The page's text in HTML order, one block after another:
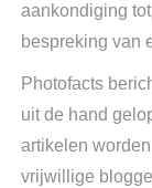
aankondiging
bespreking van
Photofacts
uit de hand
artikelen
vrijwillige